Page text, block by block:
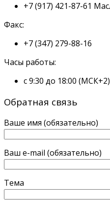
+7 (917) 421-87-61
Факс:
+7 (347) 279-88-16
Часы работы:
с 9:30 до 18:00 (МСК+2)
Обратная связь
Ваше имя (обязательно)
Ваш e-mail (обязательно)
Тема